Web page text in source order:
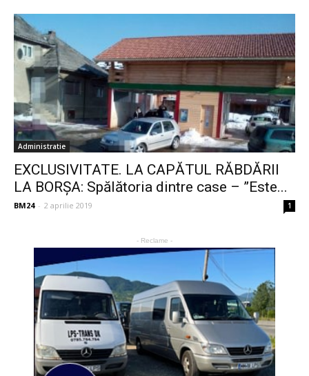
Administratie
EXCLUSIVITATE. LA CAPĂTUL RĂBDĂRII
LA BORȘA: Spălătoria dintre case – ”Este...
BM24 - 2 aprilie 2019 1
- Reclame -